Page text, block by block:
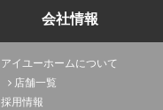
会社情報
アイユーホームについて
店舗一覧
採用情報